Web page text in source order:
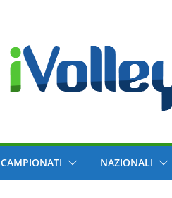
CAMPIONATI NAZIONALI